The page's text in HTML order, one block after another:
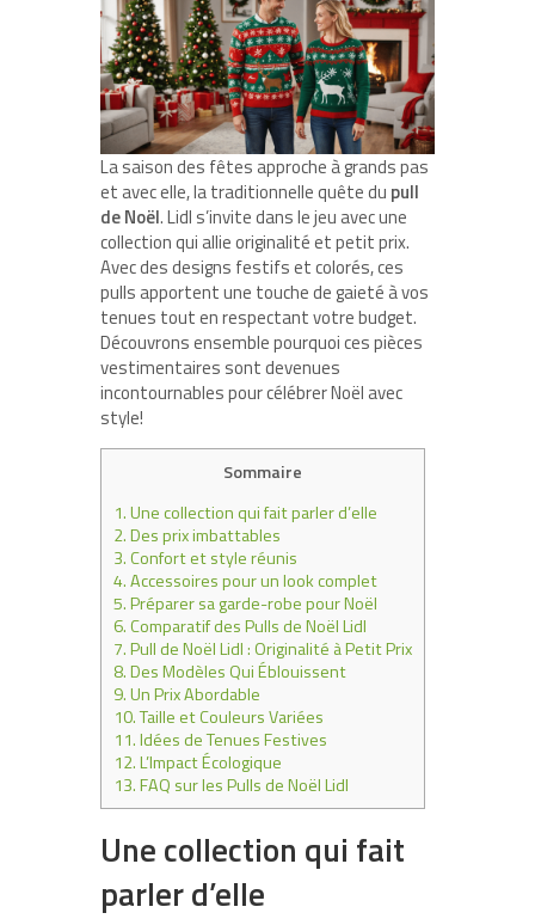
La saison des fêtes approche à grands pas
et avec elle, la traditionnelle quête du pull
de Noël. Lidl s’invite dans le jeu avec une
collection qui allie originalité et petit prix.
Avec des designs festifs et colorés, ces
pulls apportent une touche de gaieté à vos
tenues tout en respectant votre budget.
Découvrons ensemble pourquoi ces pièces
vestimentaires sont devenues
incontournables pour célébrer Noël avec
style!
Sommaire
1.Une collection qui fait parler d’elle
2.Des prix imbattables
3.Confort et style réunis
4.Accessoires pour un look complet
5.Préparer sa garde-robe pour Noël
6.Comparatif des Pulls de Noël Lidl
7.Pull de Noël Lidl : Originalité à Petit Prix
8.Des Modèles Qui Éblouissent
9.Un Prix Abordable
10.Taille et Couleurs Variées
11.Idées de Tenues Festives
12.L’Impact Écologique
13.FAQ sur les Pulls de Noël Lidl
Une collection qui fait
parler d’elle